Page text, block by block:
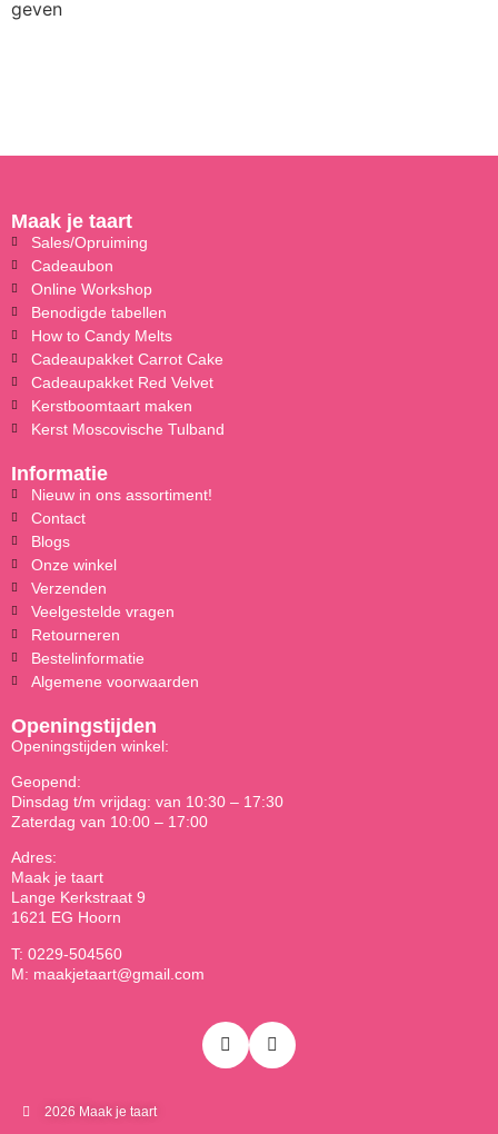
geven
Maak je taart
Sales/Opruiming
Cadeaubon
Online Workshop
Benodigde tabellen
How to Candy Melts
Cadeaupakket Carrot Cake
Cadeaupakket Red Velvet
Kerstboomtaart maken
Kerst Moscovische Tulband
Informatie
Nieuw in ons assortiment!
Contact
Blogs
Onze winkel
Verzenden
Veelgestelde vragen
Retourneren
Bestelinformatie
Algemene voorwaarden
Openingstijden
Openingstijden winkel:
Geopend:
Dinsdag t/m vrijdag: van 10:30 – 17:30
Zaterdag van 10:00 – 17:00
Adres:
Maak je taart
Lange Kerkstraat 9
1621 EG Hoorn
T: 0229-504560
M: maakjetaart@gmail.com
2026 Maak je taart